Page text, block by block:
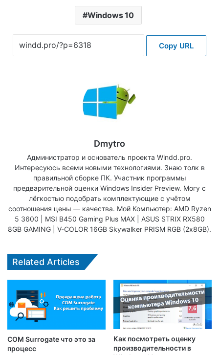
Windows 10
Copy URL
Dmytro
Администратор и основатель проекта Windd.pro.
Интересуюсь всеми новыми технологиями. Знаю толк в
правильной сборке ПК. Участник программы
предварительной оценки Windows Insider Preview. Могу с
лёгкостью подобрать комплектующие с учётом
соотношения цены — качества. Мой Компьютер: AMD Ryzen
5 3600 | MSI B450 Gaming Plus MAX | ASUS STRIX RX580
8GB GAMING | V-COLOR 16GB Skywalker PRISM RGB (2х8GB).
Related Articles
COM Surrogate что это за
процесс
Как посмотреть оценку
производительности в